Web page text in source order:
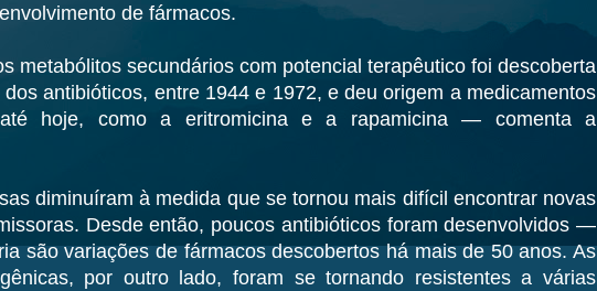
de fármacos.
metabólitos secundários com potencial terapêutico foi descoberta
antibióticos, entre 1944 e 1972, e deu origem a medicamentos
hoje, como a eritromicina e a rapamicina — comenta a
diminuíram à medida que se tornou mais difícil encontrar novas
Desde então, poucos antibióticos foram desenvolvidos —
são variações de fármacos descobertos há mais de 50 anos. As
por outro lado, foram se tornando resistentes a várias